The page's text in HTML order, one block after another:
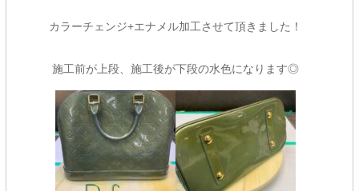
カラーチェンジ+エナメル加工させて頂きました！
施工前が上段、施工後が下段の水色になります◎